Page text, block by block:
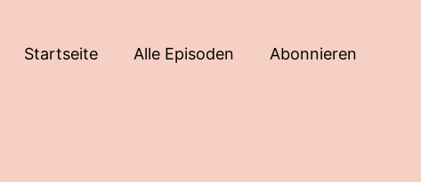
Startseite Alle Episoden Abonnieren